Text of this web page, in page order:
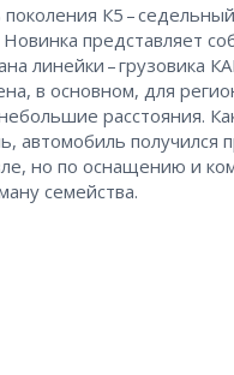
К5 – ​седельный
представляет
линейки – ​грузовика
в основном, для
расстояния.
автомобиль получился
но по оснащению и
семейства.